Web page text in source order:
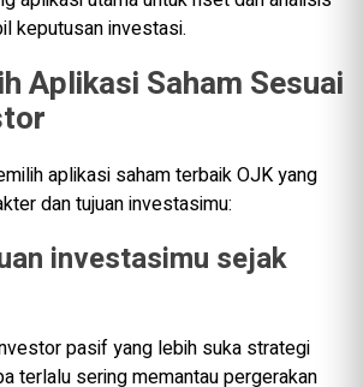
keputusan investasi.
Aplikasi Saham Sesuai
aplikasi saham terbaik OJK yang
dan tujuan investasimu:
investasimu sejak
pasif yang lebih suka strategi
terlalu sering memantau pergerakan